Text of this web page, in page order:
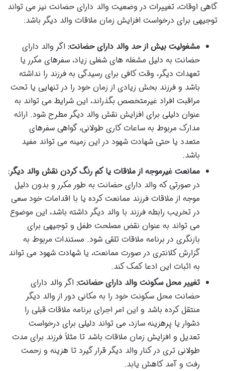
گاهی اوقات، تغییرات در وضعیت والد دارای حضانت نیز می تواند
توجیهی برای درخواست افزایش زمان ملاقات والد دیگر باشد:
مشغولیت بیش از حد والد دارای حضانت: اگر والد دارای
حضانت به دلیل مشغله های شغلی زیاد، سفرهای مکرر یا
تعهدات دیگر، وقت کافی برای رسیدگی به فرزند را نداشته
باشد و فرزند بخش زیادی از زمان خود را در تنهایی یا تحت
مراقبت افراد غیرمتخصص بگذراند، این شرایط می تواند به
عنوان دلیلی برای افزایش نقش والد دیگر مطرح شود. ارائه
مدارک مربوط به ساعات کاری طولانی، گواهی سفرهای
متعدد یا حتی شهادت شهود در این زمینه می تواند مفید
باشد.
ممانعت غیرموجه از ملاقات یا کم رنگ کردن نقش والد دیگر:
در صورتی که والد دارای حضانت به طور مکرر و بدون دلیل
موجه از ملاقات فرزند ممانعت کرده یا با اقدامات خود سعی
در تخریب رابطه فرزند با والد دیگر داشته باشد، این موضوع
می تواند به عنوان نقض مصلحت طفل و توجیهی برای
بازنگری در برنامه ملاقات تلقی شود. مستندات مربوط به
گزارش کلانتری در صورت ممانعت، یا شهادت شهود می تواند
به اثبات این ادعا کمک کند.
تغییر محل سکونت والد دارای حضانت: اگر والد دارای
حضانت محل سکونت خود را به مکانی دور از والد دیگر
منتقل کرده باشد و این امر اجرای برنامه ملاقات قبلی را
دشوار یا پرهزینه سازد، می تواند دلیلی برای درخواست
تعدیل و افزایش زمان ملاقات باشد تا مثلاً فرزند برای مدت
طولانی تری در کنار والد دیگر قرار گیرد تا هزینه و زحمت
رفت و آمد کاهش یابد.